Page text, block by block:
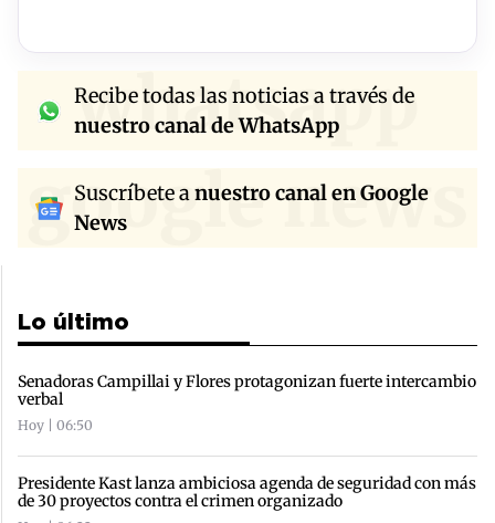
whatsapp
Recibe todas las noticias a través de
nuestro canal de WhatsApp
google news
Suscríbete anuestro canal en Google
News
Lo último
Senadoras Campillai y Flores protagonizan fuerte intercambio
verbal
Hoy | 06:50
Presidente Kast lanza ambiciosa agenda de seguridad con más
de 30 proyectos contra el crimen organizado